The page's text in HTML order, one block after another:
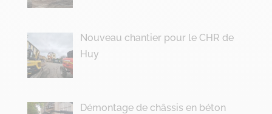
Nouveau chantier pour le CHR de
Huy
Démontage de châssis en béton